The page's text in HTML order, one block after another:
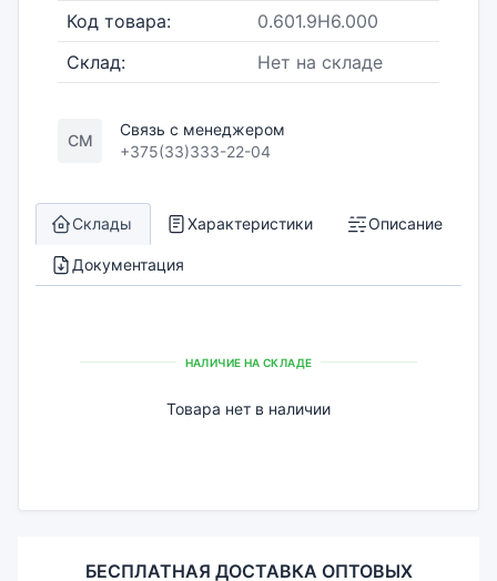
Код товара:
0.601.9H6.000
Склад:
Нет на складе
СМ
Связь с менеджером
+375(33)333-22-04
Склады Характеристики Описание
Документация
НАЛИЧИЕ НА СКЛАДЕ
Товара нет в наличии
БЕСПЛАТНАЯ ДОСТАВКА ОПТОВЫХ